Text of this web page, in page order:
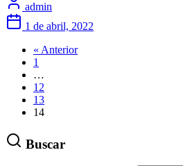
admin
1 de abril, 2022
« Anterior
1
…
12
13
14
Buscar